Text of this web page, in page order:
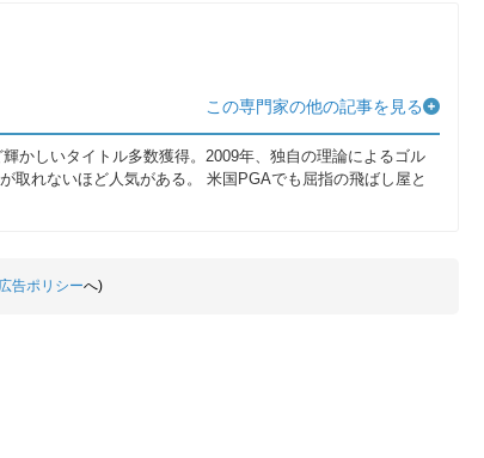
この専門家の他の記事を見る
かしいタイトル多数獲得。2009年、独自の理論によるゴル
取れないほど人気がある。 米国PGAでも屈指の飛ばし屋と
広告ポリシーへ)